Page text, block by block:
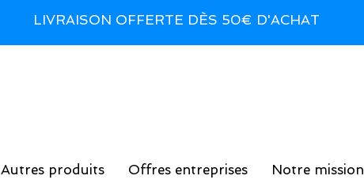
LIVRAISON OFFERTE DÈS 50€ D'ACHAT
Autres produits Offres entreprises
Notre mission